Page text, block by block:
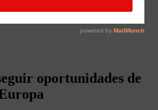
oportunidades de